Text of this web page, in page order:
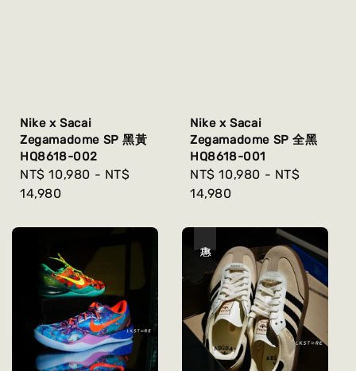
Nike x Sacai
Zegamadome SP 黑黃
HQ8618-002
Regular
price
NT$ 10,980 - NT$
14,980
Nike x Sacai
Zegamadome SP 全黑
HQ8618-001
Regular
price
NT$ 10,980 - NT$
14,980